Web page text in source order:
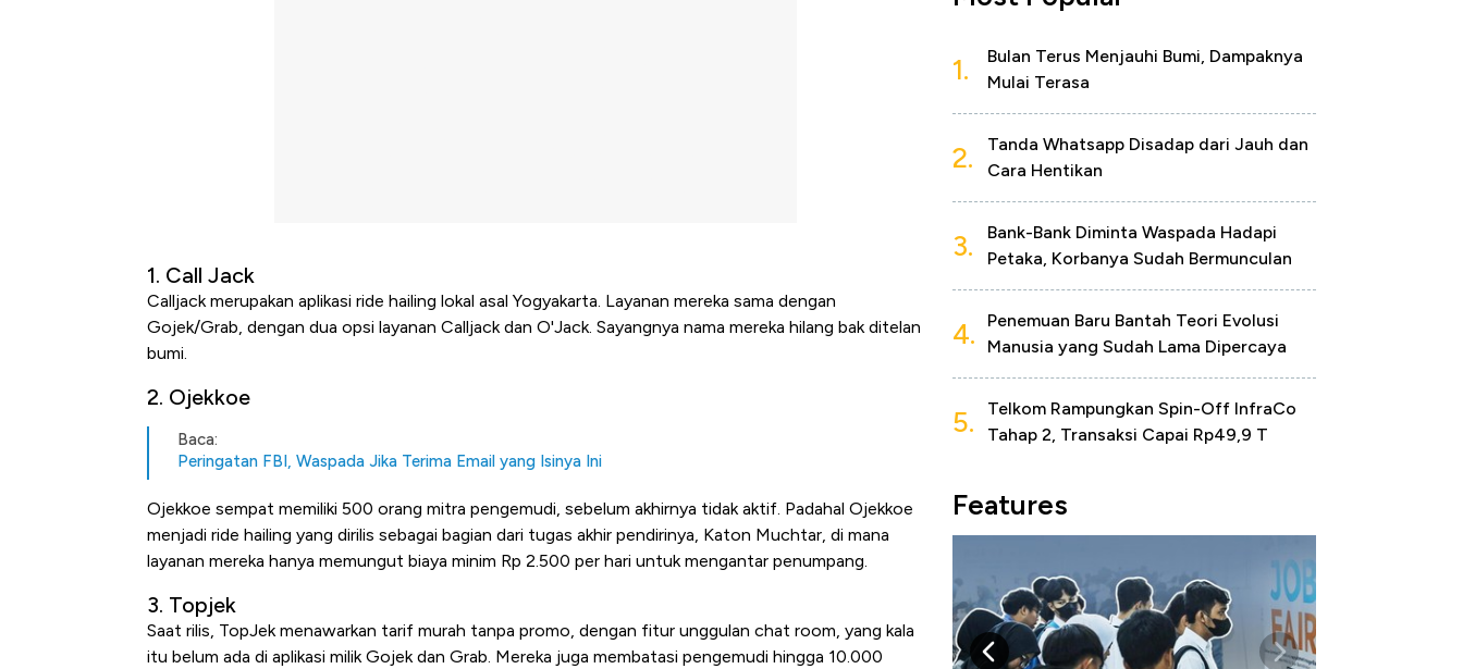
1. Call Jack
Calljack merupakan aplikasi ride hailing lokal asal Yogyakarta. Layanan mereka sama dengan
Gojek/Grab, dengan dua opsi layanan Calljack dan O'Jack. Sayangnya nama mereka hilang bak ditelan
bumi.
2. Ojekkoe
Baca:
Peringatan FBI, Waspada Jika Terima Email yang Isinya Ini
Ojekkoe sempat memiliki 500 orang mitra pengemudi, sebelum akhirnya tidak aktif. Padahal Ojekkoe
menjadi ride hailing yang dirilis sebagai bagian dari tugas akhir pendirinya, Katon Muchtar, di mana
layanan mereka hanya memungut biaya minim Rp 2.500 per hari untuk mengantar penumpang.
3. Topjek
Saat rilis, TopJek menawarkan tarif murah tanpa promo, dengan fitur unggulan chat room, yang kala
itu belum ada di aplikasi milik Gojek dan Grab. Mereka juga membatasi pengemudi hingga 10.000
1.
Bulan Terus Menjauhi Bumi, Dampaknya
Mulai Terasa
2.
Tanda Whatsapp Disadap dari Jauh dan
Cara Hentikan
3.
Bank-Bank Diminta Waspada Hadapi
Petaka, Korbanya Sudah Bermunculan
4.
Penemuan Baru Bantah Teori Evolusi
Manusia yang Sudah Lama Dipercaya
5.
Telkom Rampungkan Spin-Off InfraCo
Tahap 2, Transaksi Capai Rp49,9 T
Features